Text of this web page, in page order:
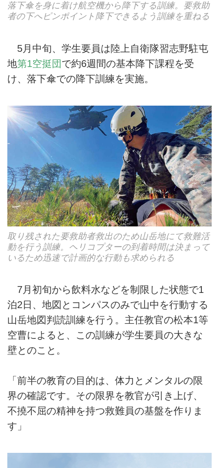
落下傘を身に着け航空機から降下する訓練。要救助
者の下へピンポイント降下できるよう訓練を重ねる
5月中旬、学生要員は陸上自衛隊習志野駐屯
地第1空挺団で約6週間の基本降下課程を受
け、落下傘での降下訓練を実施。
取り残された要救助者救出のため山岳地にて救難活
動を行う訓練。ヘリコプターの到着時間は決まって
いるため迅速で計画的な行動も求められる
7月初旬から飲料水などを制限した状態で1
泊2日、地図とコンパスのみで山中を行動する
山岳地図判読訓練を行う。主任教官の松本1等
空曹によると、この訓練が学生要員の大きな
壁とのこと。
「前半の教育の目的は、体力とメンタルの限
界の確認です。その限界を教官が引き上げ、
不撓不屈の精神を持つ救難員の基盤を作りま
す」